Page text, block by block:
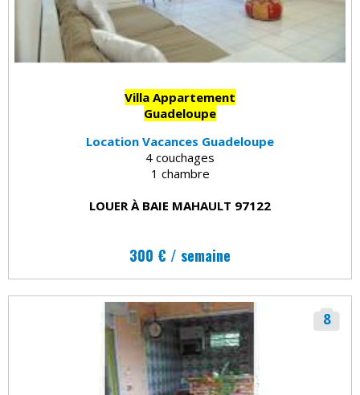
Villa Appartement
Guadeloupe
Location Vacances Guadeloupe
4 couchages
1 chambre
LOUER À BAIE MAHAULT 97122
300 € / semaine
8